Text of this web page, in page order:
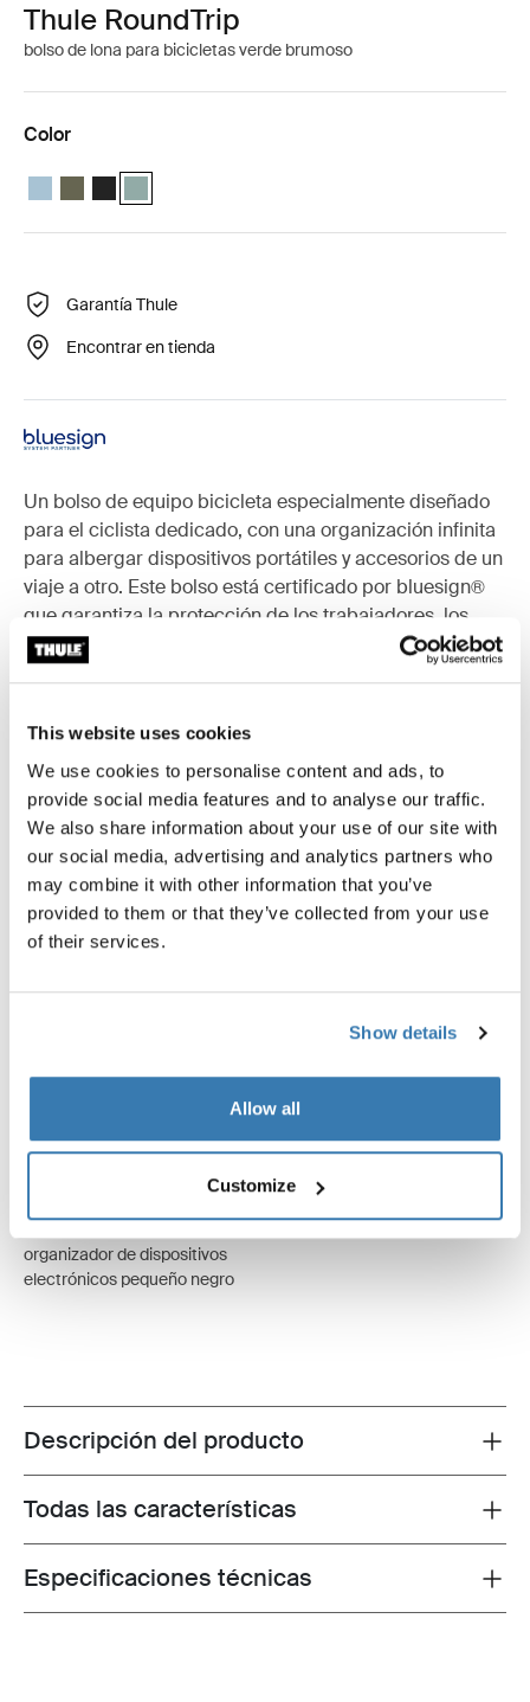
This website uses cookies
We use cookies to personalise content and ads, to
provide social media features and to analyse our traffic.
We also share information about your use of our site with
our social media, advertising and analytics partners who
may combine it with other information that you’ve
provided to them or that they’ve collected from your use
of their services.
Show details
Allow all
Customize
Thule RoundTrip
bolso de lona para bicicletas verde brumoso
Color
Thule RoundTrip bike duffel 55L Azul medio
Thule RoundTrip bike duffel 55L Caqui oscuro
Thule RoundTrip bike duffel 55L Negro
Thule RoundTrip bike duffel 55L Verde brumoso
Garantía Thule
Encontrar en tienda
Un bolso de equipo bicicleta especialmente diseñado
para el ciclista dedicado, con una organización infinita
para albergar dispositivos portátiles y accesorios de un
viaje a otro. Este bolso está certificado por bluesign®
que garantiza la protección de los trabajadores, los
consumidores y el medio ambiente.
Accesorios para Thule RoundTrip
organizador de dispositivos
electrónicos pequeño negro
Toggle overview
Descripción del producto
Toggle features
Todas las características
Toggle techspec
Especificaciones técnicas